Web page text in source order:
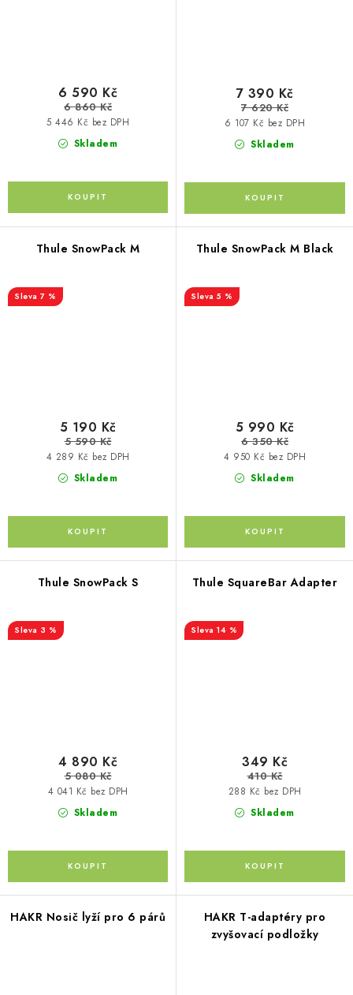
Skladem
5 446 Kč bez DPH
6 590 Kč
6 860 Kč
Skladem
6 107 Kč bez DPH
7 390 Kč
7 620 Kč
Thule SnowPack M
7 %
Skladem
4 289 Kč bez DPH
5 190 Kč
5 590 Kč
Thule SnowPack M Black
5 %
Skladem
4 950 Kč bez DPH
5 990 Kč
6 350 Kč
Thule SnowPack S
3 %
Skladem
4 041 Kč bez DPH
4 890 Kč
5 080 Kč
Thule SquareBar Adapter
14 %
Skladem
288 Kč bez DPH
349 Kč
410 Kč
HAKR Nosič lyží pro 6 párů
HAKR T-adaptéry pro
zvyšovací podložky